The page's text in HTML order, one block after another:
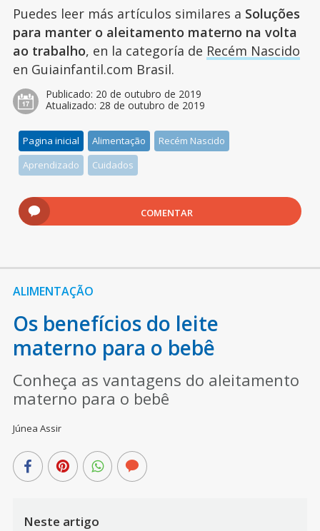
Puedes leer más artículos similares a Soluções
para manter o aleitamento materno na volta
ao trabalho, en la categoría de Recém Nascido
en Guiainfantil.com Brasil.
Publicado: 20 de outubro de 2019
Atualizado: 28 de outubro de 2019
Pagina inicial Alimentação
Recém Nascido
Aprendizado
Cuidados
COMENTAR
ALIMENTAÇÃO
Os benefícios do leite
materno para o bebê
Conheça as vantagens do aleitamento
materno para o bebê
Júnea Assir
Neste artigo